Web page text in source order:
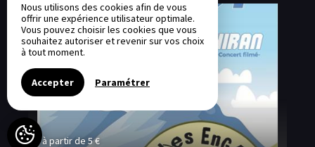
Nous utilisons des cookies afin de vous
offrir une expérience utilisateur optimale.
Vous pouvez choisir les cookies que vous
souhaitez autoriser et revenir sur vos choix
à tout moment.
Accepter Paramétrer
à partir de 5 €